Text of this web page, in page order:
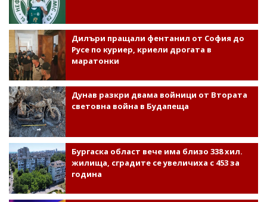
Дилъри пращали фентанил от София до
Русе по куриер, криели дрогата в
маратонки
Дунав разкри двама войници от Втората
световна война в Будапеща
Бургаска област вече има близо 338 хил.
жилища, сградите се увеличиха с 453 за
година